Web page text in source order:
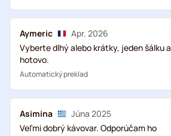
Aymeric
Apr. 2026
Vyberte dlhý alebo krátky, jeden šálku
hotovo.
Automatický preklad
Asimina
Júna 2025
Veľmi dobrý kávovar. Odporúčam ho